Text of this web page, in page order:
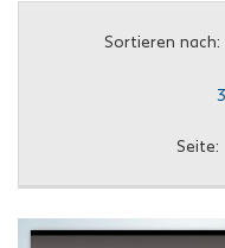
Sortieren nach:
3
Seite: